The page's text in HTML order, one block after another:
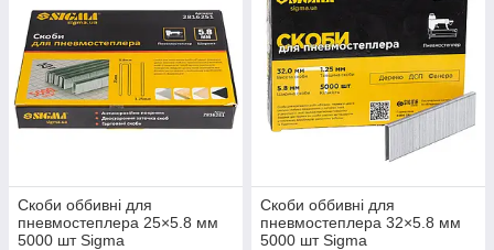
Скоби оббивні для
пневмостеплера 25×5.8 мм
5000 шт Sigma
Скоби оббивні для
пневмостеплера 32×5.8 мм
5000 шт Sigma